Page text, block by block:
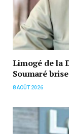
Limogé de la
Soumaré
8 AOÛT 2026